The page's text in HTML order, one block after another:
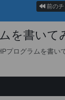
前の
を書いて
プログラムを書